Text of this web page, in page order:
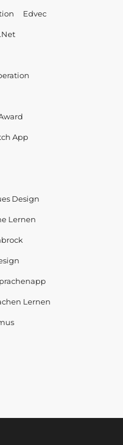
Edvec
App
Design
Lernen
Lernen